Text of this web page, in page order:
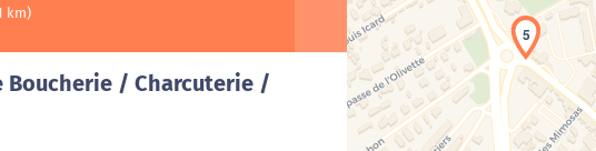
km)
Boucherie / Charcuterie /
5